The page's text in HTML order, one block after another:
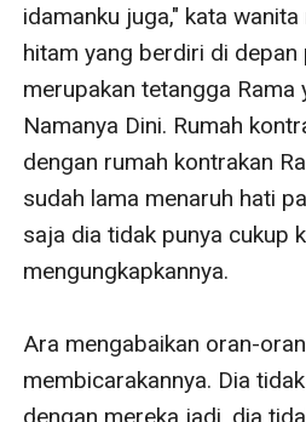
idamanku juga," kata
hitam yang berdiri di depan
merupakan tetangga Rama
Namanya Dini. Rumah
dengan rumah kontrakan
sudah lama menaruh hati
saja dia tidak punya cukup
mengungkapkannya.
Ara mengabaikan oran-
membicarakannya. Dia
dengan mereka jadi, dia